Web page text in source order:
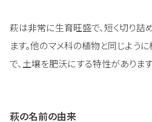
萩は非常に生育旺盛で、短く切り詰
ます。他のマメ科の植物と同じよう
で、土壌を肥沃にする特性があります
萩の名前の由来